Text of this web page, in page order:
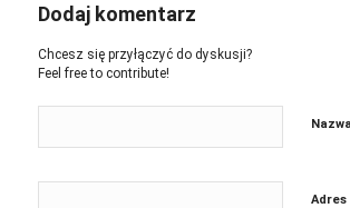
Dodaj komentarz
Chcesz się przyłączyć do dyskusji?
Feel free to contribute!
Nazwa
Adres